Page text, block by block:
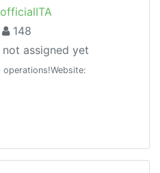
148
not assigned yet